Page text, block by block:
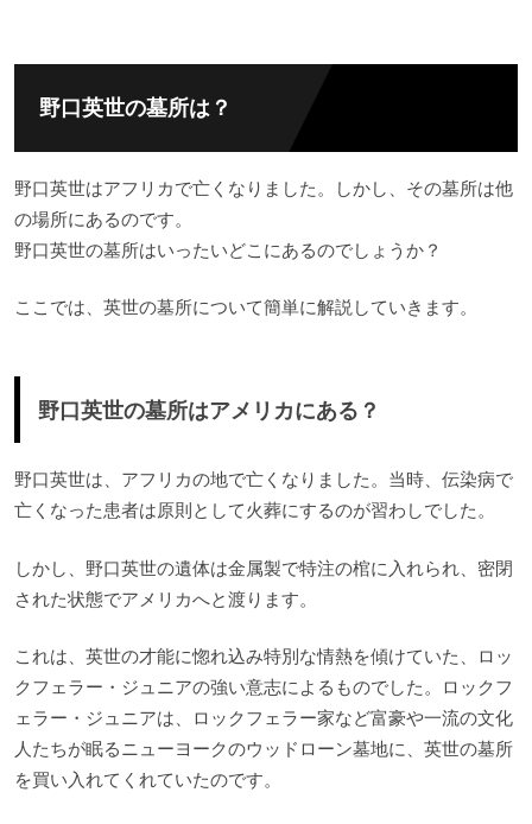
野口英世の墓所は？
野口英世はアフリカで亡くなりました。しかし、その墓所は他
の場所にあるのです。
野口英世の墓所はいったいどこにあるのでしょうか？
ここでは、英世の墓所について簡単に解説していきます。
野口英世の墓所はアメリカにある？
野口英世は、アフリカの地で亡くなりました。当時、伝染病で
亡くなった患者は原則として火葬にするのが習わしでした。
しかし、野口英世の遺体は金属製で特注の棺に入れられ、密閉
された状態でアメリカへと渡ります。
これは、英世の才能に惚れ込み特別な情熱を傾けていた、ロッ
クフェラー・ジュニアの強い意志によるものでした。ロックフ
ェラー・ジュニアは、ロックフェラー家など富豪や一流の文化
人たちが眠るニューヨークのウッドローン墓地に、英世の墓所
を買い入れてくれていたのです。